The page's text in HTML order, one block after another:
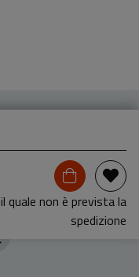
quale non è prevista la
spedizione